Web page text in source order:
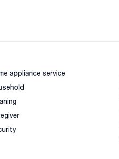
appliance service